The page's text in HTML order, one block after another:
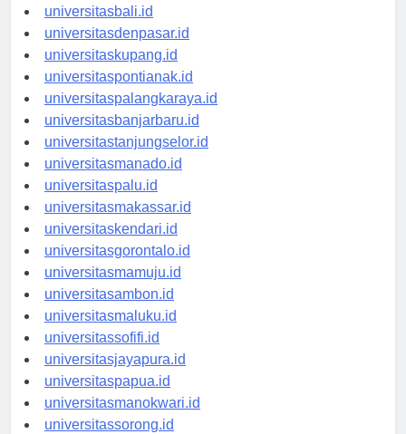
universitasbali.id
universitasdenpasar.id
universitaskupang.id
universitaspontianak.id
universitaspalangkaraya.id
universitasbanjarbaru.id
universitastanjungselor.id
universitasmanado.id
universitaspalu.id
universitasmakassar.id
universitaskendari.id
universitasgorontalo.id
universitasmamuju.id
universitasambon.id
universitasmaluku.id
universitassofifi.id
universitasjayapura.id
universitaspapua.id
universitasmanokwari.id
universitassorong.id